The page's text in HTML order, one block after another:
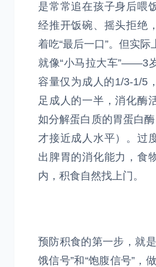
是常常追在孩子身后喂
经推开饭碗、摇头拒绝
着吃“最后一口”。但实际
就像“小马拉大车”——3
容量仅为成人的1/3-1/5
足成人的一半，消化酶
如分解蛋白质的胃蛋白
才接近成人水平）。过
出脾胃的消化能力，食
内，积食自然找上门。
预防积食的第一步，就
饿信号”和“饱腹信号”，